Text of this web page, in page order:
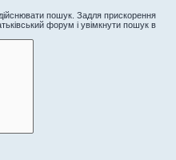
пошук. Задля прискорення
форум і увімкнути пошук в